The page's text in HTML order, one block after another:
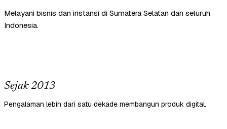
Melayani bisnis dan instansi di Sumatera Selatan dan seluruh
Indonesia.
Sejak 2013
Pengalaman lebih dari satu dekade membangun produk digital.